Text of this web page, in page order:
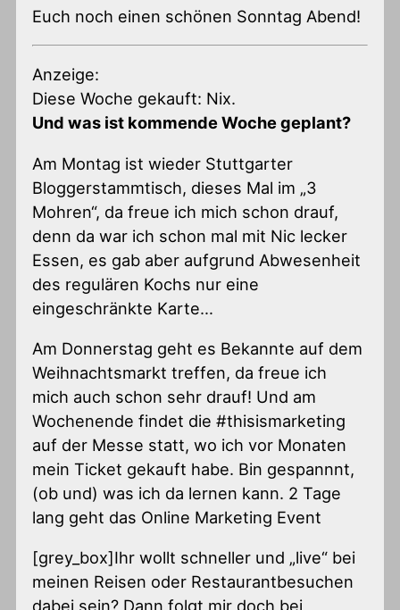
Euch noch einen schönen Sonntag Abend!
Anzeige:
Diese Woche gekauft: Nix.
Und was ist kommende Woche geplant?
Am Montag ist wieder Stuttgarter
Bloggerstammtisch, dieses Mal im „3
Mohren“, da freue ich mich schon drauf,
denn da war ich schon mal mit Nic lecker
Essen, es gab aber aufgrund Abwesenheit
des regulären Kochs nur eine
eingeschränkte Karte…
Am Donnerstag geht es Bekannte auf dem
Weihnachtsmarkt treffen, da freue ich
mich auch schon sehr drauf! Und am
Wochenende findet die #thisismarketing
auf der Messe statt, wo ich vor Monaten
mein Ticket gekauft habe. Bin gespannnt,
(ob und) was ich da lernen kann. 2 Tage
lang geht das Online Marketing Event
[grey_box]Ihr wollt schneller und „live“ bei
meinen Reisen oder Restaurantbesuchen
dabei sein? Dann folgt mir doch bei